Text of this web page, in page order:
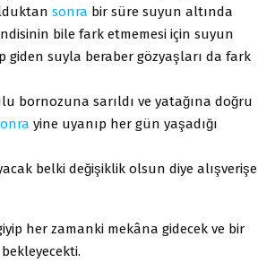
sonra bir süre suyun altında
bile fark etmemesi için suyun
giden suyla beraber gözyaşları da fark
bornozuna sarıldı ve yatağına doğru
yine uyanıp her gün yaşadığı
belki değişiklik olsun diye alışverişe
her zamanki mekâna gidecek ve bir